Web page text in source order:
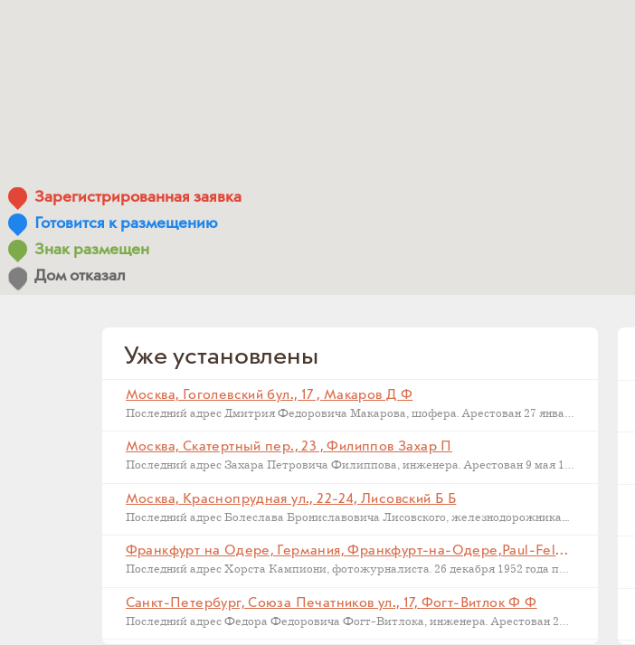
Зарегистрированная заявка
Готовится к размещению
Знак размещен
Дом отказал
Уже установлены
Москва, Гоголевский бул., 17 , Макаров Д Ф
Последний адрес Дмитрия Федоровича Макарова, шофера. Арестован 27 января 1937...
Москва, Скатертный пер., 23 , Филиппов Захар П
Последний адрес Захара Петровича Филиппова, инженера. Арестован 9 мая 1933...
Москва, Краснопрудная ул., 22-24, Лисовский Б Б
Последний адрес Болеслава Брониславовича Лисовского, железнодорожника....
Франкфурт на Одере, Германия, Франкфурт-на-Одере,Paul-Feldner-Straße, 13, Кампиони Х Г
Последний адрес Хорста Кампиони, фотожурналиста. 26 декабря 1952 года приговорен...
Санкт-Петербург, Союза Печатников ул., 17, Фогт-Витлок Ф Ф
Последний адрес Федора Федоровича Фогт-Витлока, инженера. Арестован 27 июня...